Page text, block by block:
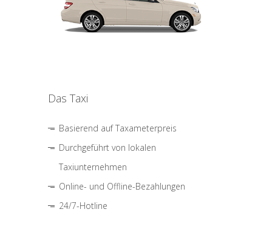
Das Taxi
Basierend auf Taxameterpreis
Durchgeführt von lokalen
Taxiunternehmen
Online- und Offline-Bezahlungen
24/7-Hotline